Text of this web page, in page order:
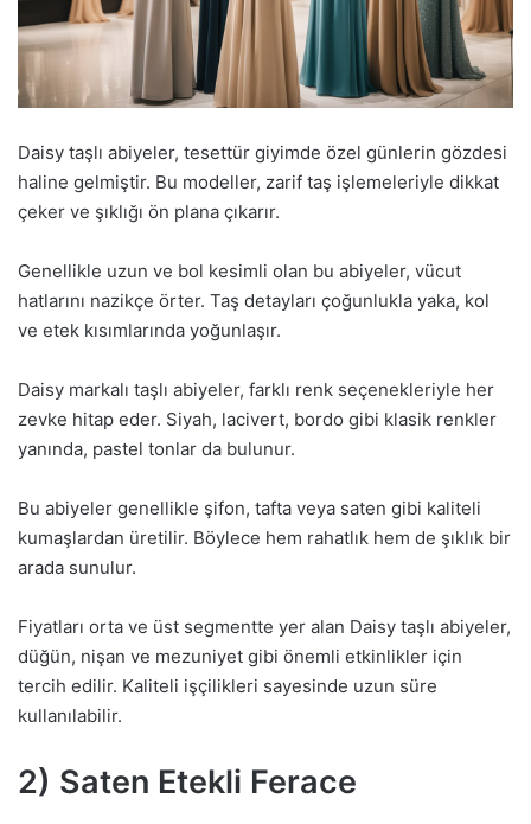
Daisy taşlı abiyeler, tesettür giyimde özel günlerin gözdesi
haline gelmiştir. Bu modeller, zarif taş işlemeleriyle dikkat
çeker ve şıklığı ön plana çıkarır.
Genellikle uzun ve bol kesimli olan bu abiyeler, vücut
hatlarını nazikçe örter. Taş detayları çoğunlukla yaka, kol
ve etek kısımlarında yoğunlaşır.
Daisy markalı taşlı abiyeler, farklı renk seçenekleriyle her
zevke hitap eder. Siyah, lacivert, bordo gibi klasik renkler
yanında, pastel tonlar da bulunur.
Bu abiyeler genellikle şifon, tafta veya saten gibi kaliteli
kumaşlardan üretilir. Böylece hem rahatlık hem de şıklık bir
arada sunulur.
Fiyatları orta ve üst segmentte yer alan Daisy taşlı abiyeler,
düğün, nişan ve mezuniyet gibi önemli etkinlikler için
tercih edilir. Kaliteli işçilikleri sayesinde uzun süre
kullanılabilir.
2) Saten Etekli Ferace